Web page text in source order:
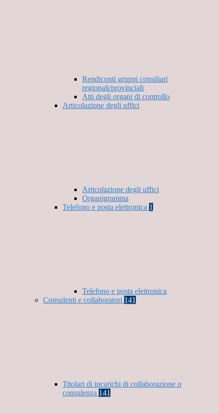
Rendiconti gruppi consiliari
regionali/provinciali
Atti degli organi di controllo
Articolazione degli uffici
Articolazione degli uffici
Organigramma
Telefono e posta elettronica 1
Telefono e posta elettronica
Consulenti e collaboratori 141
Titolari di incarichi di collaborazione o
consulenza 141